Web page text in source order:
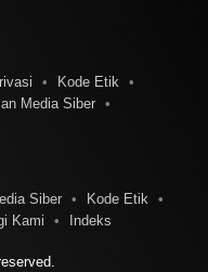
Kode Etik
Media Siber
Siber
Kode Etik
Kami Indeks